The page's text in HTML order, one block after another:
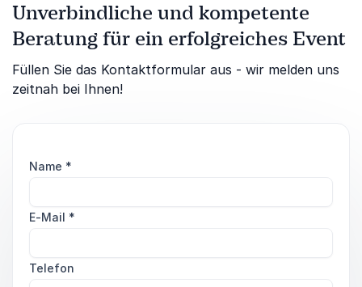
Unverbindliche und kompetente
Beratung für ein erfolgreiches Event
Füllen Sie das Kontaktformular aus - wir melden uns
zeitnah bei Ihnen!
Name *
E-Mail *
Telefon